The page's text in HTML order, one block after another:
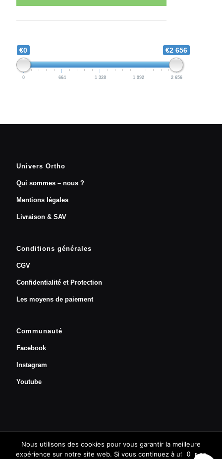
€0 €2 656
0 664 1 328 1 992 2 656
Univers Ortho
Qui sommes – nous ?
Mentions légales
Livraison & SAV
Conditions générales
CGV
Confidentialité et Protection
Les moyens de paiement
Communauté
Facebook
Instagram
Youtube
Prendre un rendez-vous 0
Nous utilisons des cookies pour vous garantir la meilleure
expérience sur notre site web. Si vous continuez à utiliser ce